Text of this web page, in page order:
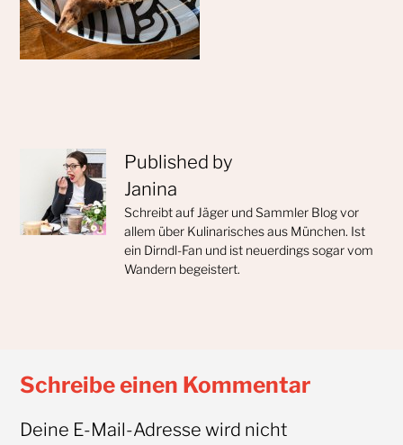
Published by
Janina
Schreibt auf Jäger und Sammler Blog vor
allem über Kulinarisches aus München. Ist
ein Dirndl-Fan und ist neuerdings sogar vom
Wandern begeistert.
Schreibe einen Kommentar
Deine E-Mail-Adresse wird nicht